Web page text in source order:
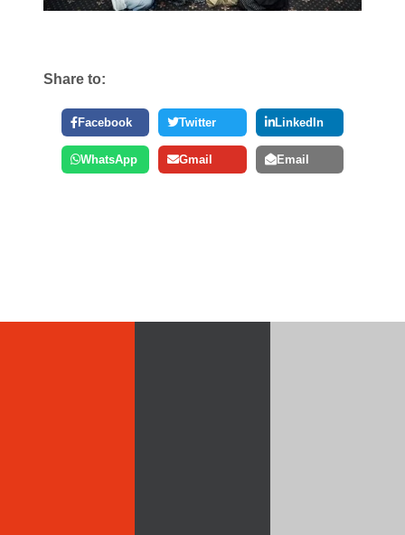
Share to:
Facebook Twitter LinkedIn
WhatsApp Gmail Email